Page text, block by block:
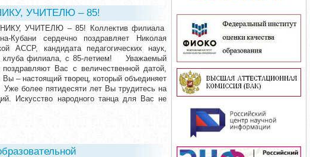
УЧИТЕЛЮ – 85!
УЧИТЕЛЮ – 85! Коллектив филиала
Кубани сердечно поздравляет Николая
АССР, кандидата педагогических наук,
клуба филиала, с 85-летием! Уважаемый
Вас с величественной датой,
– настоящий творец, который объединяет
более пятидесяти лет Вы трудитесь на
Искусство народного танца для Вас не